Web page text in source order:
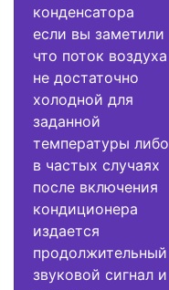
конденсатора
если вы заметили
что поток воздуха
не достаточно
холодной для
заданной
температуры либо
в частых случаях
после включения
кондиционера
издается
продолжительный
звуковой сигнал и